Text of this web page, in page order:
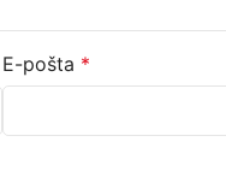
E-pošta *